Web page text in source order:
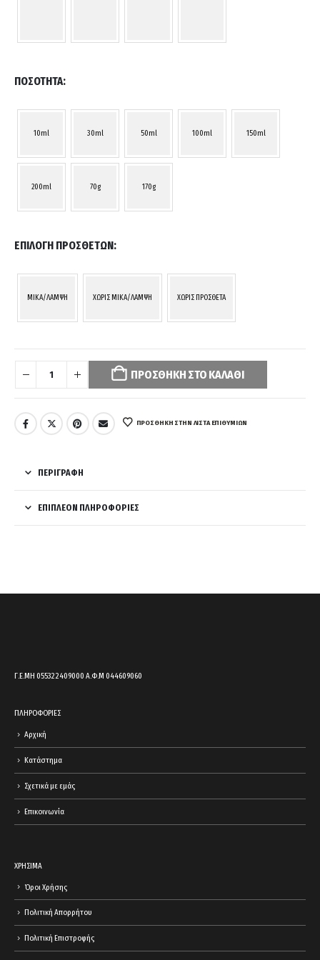
ΠΟΣΌΤΗΤΑ
10ml 30ml 50ml 100ml 150ml
200ml 70g 170g
ΕΠΙΛΟΓΉ ΠΡΌΣΘΕΤΩΝ
MIKA/ΛΑΜΨΗ ΧΩΡΙΣ MIKA/ΛΑΜΨΗ ΧΩΡΙΣ ΠΡΟΣΘΕΤΑ
Your
selection
has
been
Please
product
options
before
cart.
ΠΡΟΣΘΉΚΗ ΣΤΟ ΚΑΛΆΘΙ
ΠΡΌΣΘΉΚΗ ΣΤΗΝ ΛΊΣΤΑ ΕΠΙΘΥΜΙΏΝ
ΠΕΡΙΓΡΑΦΉ
ΕΠΙΠΛΈΟΝ ΠΛΗΡΟΦΟΡΊΕΣ
Γ.Ε.ΜΗ 055322409000 Α.Φ.Μ 044609060
ΠΛΗΡΟΦΟΡΙΕΣ
Αρχική
Κατάστημα
Σχετικά με εμάς
Επικοινωνία
ΧΡΗΣΙΜΑ
Όροι Χρήσης
Πολιτική Απορρήτου
Πολιτική Επιστροφής